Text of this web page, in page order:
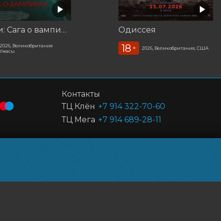
Корни: Сага о вампирах
2026, Великобритания
Ужасы
Одиссея
18 + 2026, Великобритания, США
Контакты
ТЦ Клён +7 914 322-70-60
ТЦ Мега +7 914 689-28-11